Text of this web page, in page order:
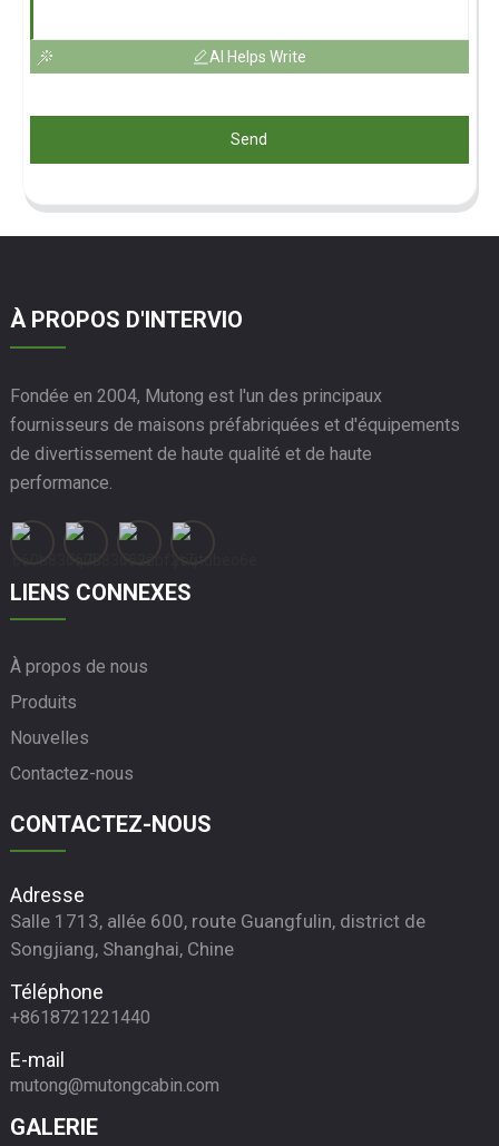
AI Helps Write
Send
À PROPOS D'INTERVIO
Fondée en 2004, Mutong est l'un des principaux
fournisseurs de maisons préfabriquées et d'équipements
de divertissement de haute qualité et de haute
performance.
LIENS CONNEXES
À propos de nous
Produits
Nouvelles
Contactez-nous
CONTACTEZ-NOUS
Adresse
Salle 1713, allée 600, route Guangfulin, district de
Songjiang, Shanghai, Chine
Téléphone
+8618721221440
E-mail
mutong@mutongcabin.com
GALERIE